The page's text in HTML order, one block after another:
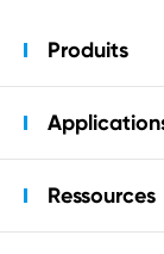
Produits
Ressources